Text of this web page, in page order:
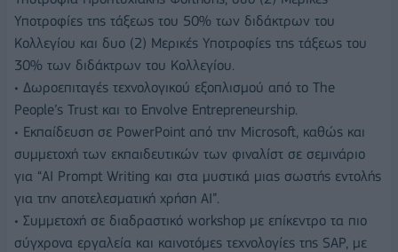
Υποτροφίες της τάξεως του 50% των διδάκτρων του
Κολλεγίου και δυο (2) Μερικές Υποτροφίες της τάξεως του
30% των διδάκτρων του Κολλεγίου.
• Δωροεπιταγές τεχνολογικού εξοπλισμού από το The
People’s Trust και το Envolve Entrepreneurship.
• Εκπαίδευση σε PowerPoint από την Microsoft, καθώς και
συμμετοχή των εκπαιδευτικών των φιναλίστ σε σεμινάριο
για “AI Prompt Writing και στα μυστικά μιας σωστής εντολής
για την αποτελεσματική χρήση AI”.
• Συμμετοχή σε διαδραστικό workshop με επίκεντρο τα πιο
σύγχρονα εργαλεία και καινοτόμες τεχνολογίες της SAP, με